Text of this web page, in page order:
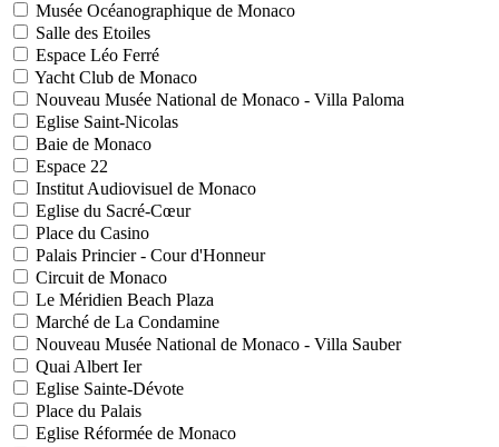
Musée Océanographique de Monaco
Salle des Etoiles
Espace Léo Ferré
Yacht Club de Monaco
Nouveau Musée National de Monaco - Villa Paloma
Eglise Saint-Nicolas
Baie de Monaco
Espace 22
Institut Audiovisuel de Monaco
Eglise du Sacré-Cœur
Place du Casino
Palais Princier - Cour d'Honneur
Circuit de Monaco
Le Méridien Beach Plaza
Marché de La Condamine
Nouveau Musée National de Monaco - Villa Sauber
Quai Albert Ier
Eglise Sainte-Dévote
Place du Palais
Eglise Réformée de Monaco